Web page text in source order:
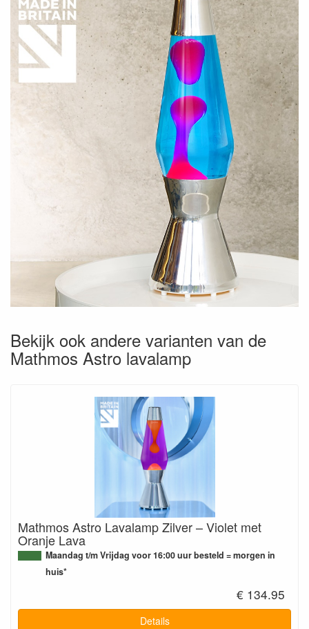
Bekijk ook andere varianten van de
Mathmos Astro lavalamp
Mathmos Astro Lavalamp Zilver – Violet met
Oranje Lava
Maandag t/m Vrijdag voor 16:00 uur besteld = morgen in
huis*
€ 134.95
Details